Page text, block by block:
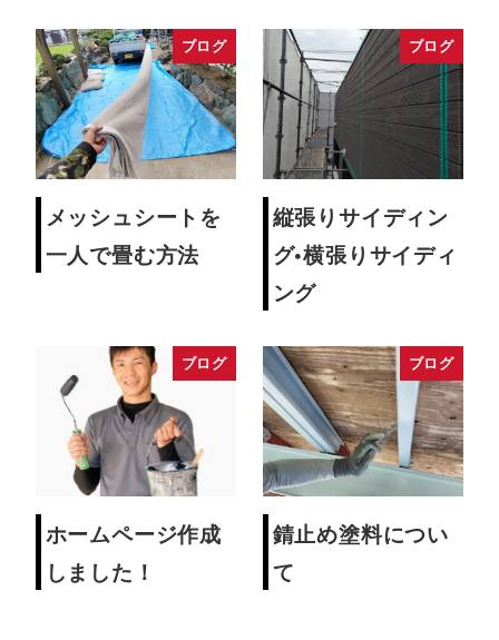
ブログ
メッシュシートを
一人で畳む方法
ブログ
縦張りサイディン
グ•横張りサイディ
ング
ブログ
ホームページ作成
しました！
ブログ
錆止め塗料につい
て